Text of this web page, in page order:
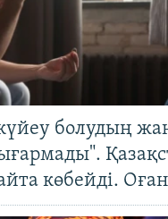
болудың
көбейді.